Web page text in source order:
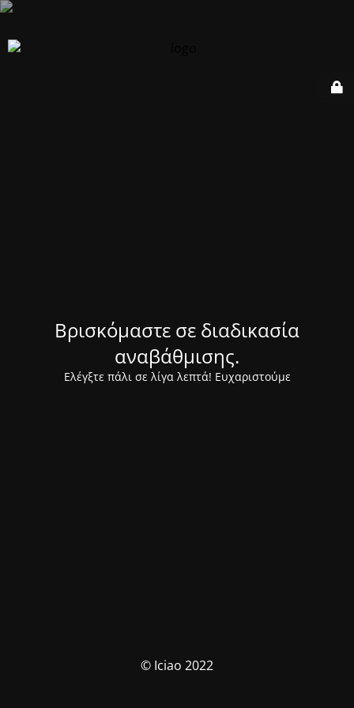
Βρισκόμαστε σε διαδικασία
αναβάθμισης.
Ελέγξτε πάλι σε λίγα λεπτά! Ευχαριστούμε
© Iciao 2022